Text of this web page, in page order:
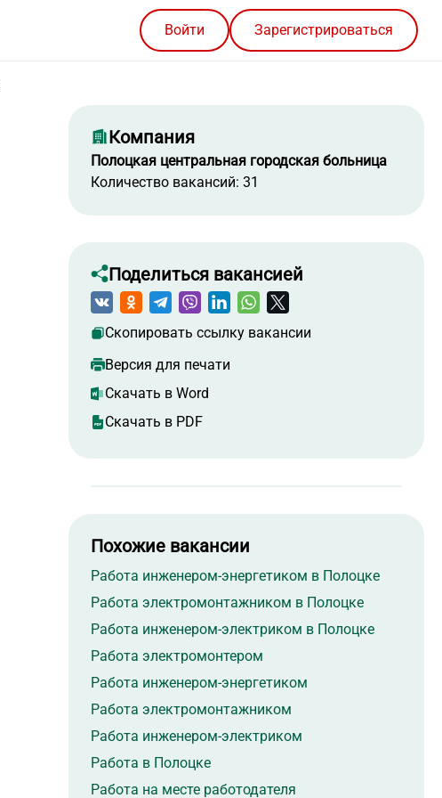
Войти Зарегистрироваться
Компания
Полоцкая центральная городская больница
Количество вакансий: 31
Поделиться вакансией
Скопировать ссылку вакансии
Версия для печати
Скачать в Word
Скачать в PDF
Похожие вакансии
Работа инженером-энергетиком в Полоцке
Работа электромонтажником в Полоцке
Работа инженером-электриком в Полоцке
Работа электромонтером
Работа инженером-энергетиком
Работа электромонтажником
Работа инженером-электриком
Работа в Полоцке
Работа на месте работодателя